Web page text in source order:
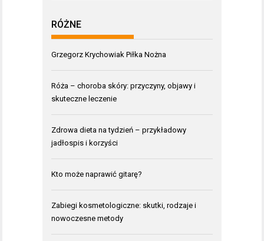
RÓŻNE
Grzegorz Krychowiak Piłka Nożna
Róża – choroba skóry: przyczyny, objawy i
skuteczne leczenie
Zdrowa dieta na tydzień – przykładowy
jadłospis i korzyści
Kto może naprawić gitarę?
Zabiegi kosmetologiczne: skutki, rodzaje i
nowoczesne metody